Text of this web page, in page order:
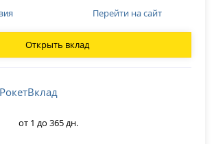
Перейти на сайт
Открыть вклад
РокетВклад
от 1 до 365 дн.